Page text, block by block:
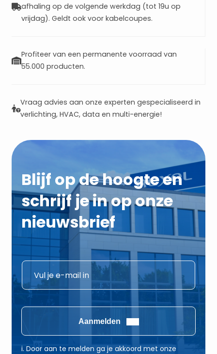
afhaling op de volgende werkdag (tot 19u op
vrijdag). Geldt ook voor kabelcoupes.
Profiteer van een permanente voorraad van
55.000 producten.
Vraag advies aan onze experten gespecialiseerd in
verlichting, HVAC, data en multi-energie!
Blijf op de hoogte en
schrijf je in op onze
nieuwsbrief
E
m
l
E
E
m
a
l
*
Aanmelden
i. Door aan te melden ga je akkoord met onze